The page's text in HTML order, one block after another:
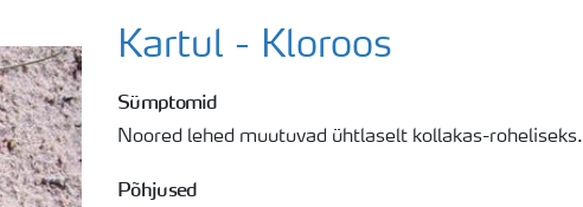
Kartul - Kloroos
Sümptomid
Noored lehed muutuvad ühtlaselt kollakas-roheliseks.
Põhjused